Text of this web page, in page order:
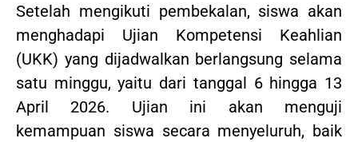
Setelah mengikuti pembekalan, siswa akan
menghadapi Ujian Kompetensi Keahlian
(UKK) yang dijadwalkan berlangsung selama
satu minggu, yaitu dari tanggal 6 hingga 13
April 2026. Ujian ini akan menguji
kemampuan siswa secara menyeluruh, baik